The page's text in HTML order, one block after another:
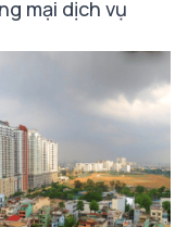
mại dịch vụ